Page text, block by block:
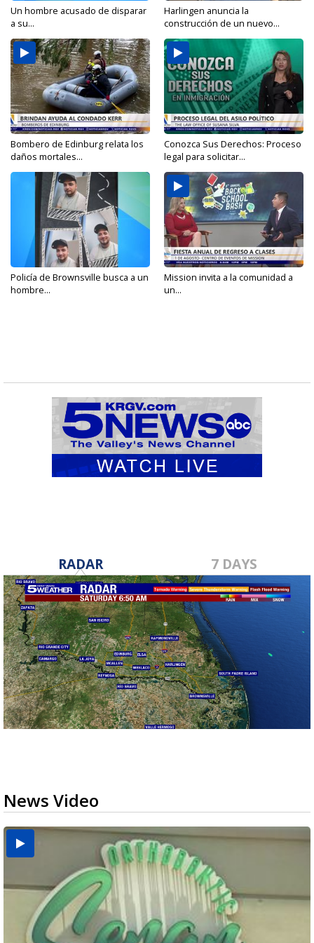
Un hombre acusado de disparar
a su...
Harlingen anuncia la
construcción de un nuevo...
Bombero de Edinburg relata los
daños mortales...
Conozca Sus Derechos: Proceso
legal para solicitar...
Policía de Brownsville busca a un
hombre...
Mission invita a la comunidad a
un...
RADAR 7 DAYS
News Video